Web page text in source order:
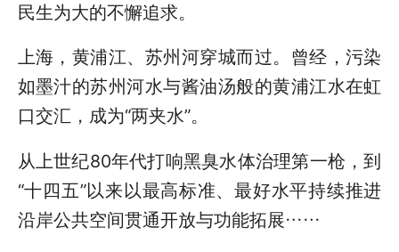
民生为大的不懈追求。
上海，黄浦江、苏州河穿城而过。曾经，污染
如墨汁的苏州河水与酱油汤般的黄浦江水在虹
口交汇，成为“两夹水”。
从上世纪80年代打响黑臭水体治理第一枪，到
“十四五”以来以最高标准、最好水平持续推进
沿岸公共空间贯通开放与功能拓展……